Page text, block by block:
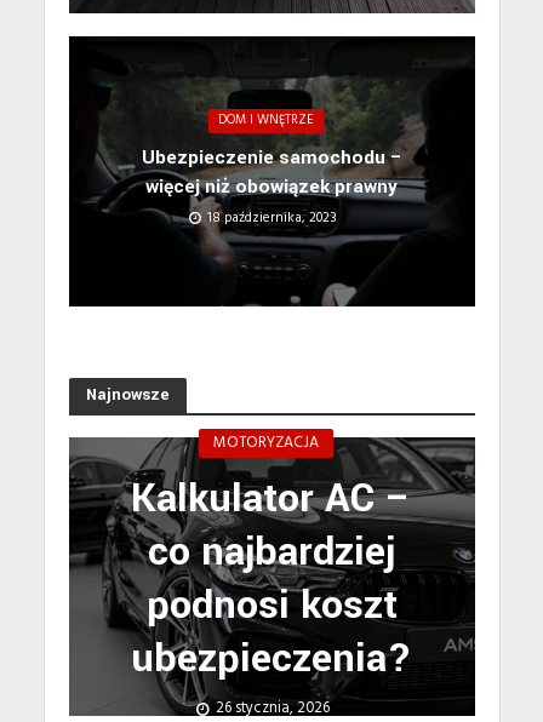
DOM I WNĘTRZE
Ubezpieczenie samochodu –
więcej niż obowiązek prawny
18 października, 2023
Najnowsze
MOTORYZACJA
Kalkulator AC –
co najbardziej
podnosi koszt
ubezpieczenia?
26 stycznia, 2026